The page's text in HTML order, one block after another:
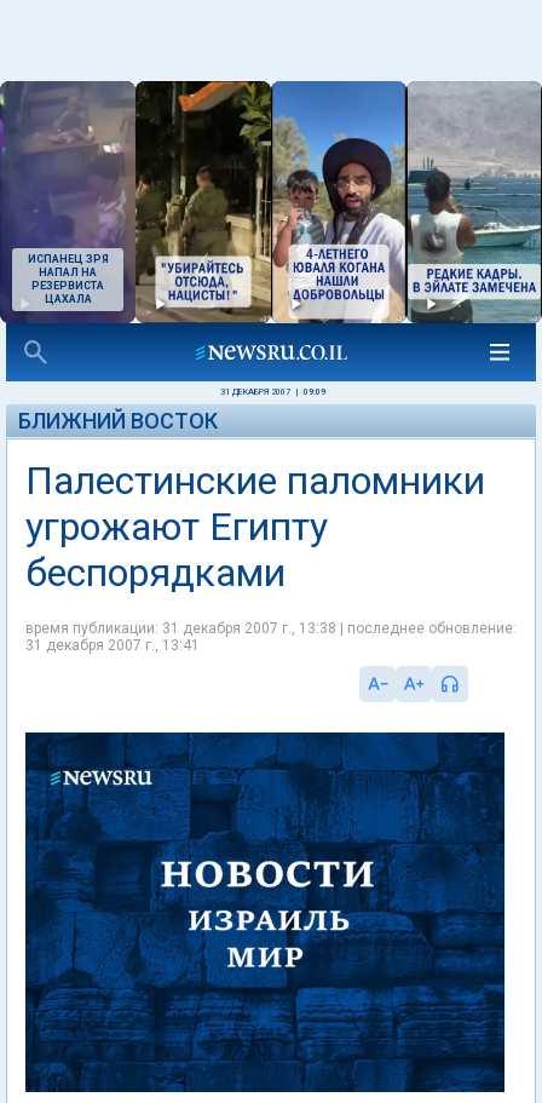
ИСПАНЕЦ ЗРЯ
НАПАЛ НА
РЕЗЕРВИСТА
ЦАХАЛА
31 ДЕКАБРЯ 2007 09:09
БЛИЖНИЙ ВОСТОК
Палестинские паломники
угрожают Египту
беспорядками
время публикации: 31 декабря 2007 г., 13:38 | последнее обновление:
31 декабря 2007 г., 13:41